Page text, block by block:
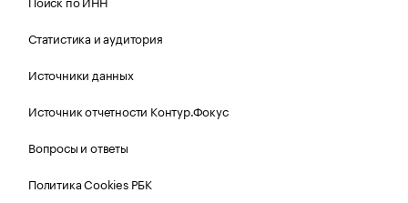
Статистика и аудитория
Источники данных
Источник отчетности Контур.Фокус
Вопросы и ответы
Политика Cookies РБК